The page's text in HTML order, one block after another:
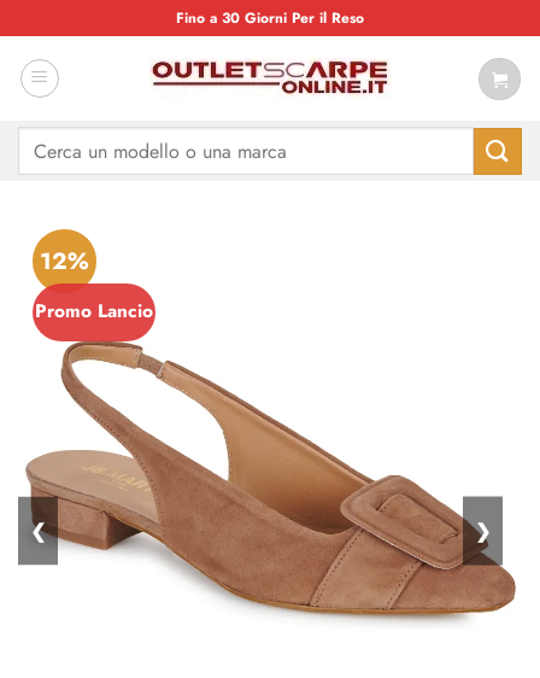
ai
contenuti
Fino a 30 Giorni Per il Reso
Cerca:
❮
12%
Promo Lancio
❯